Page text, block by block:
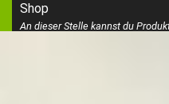
Shop
An dieser Stelle kannst du